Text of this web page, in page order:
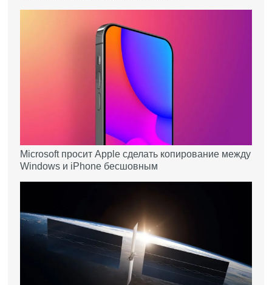
Microsoft просит Apple сделать копирование между
Windows и iPhone бесшовным